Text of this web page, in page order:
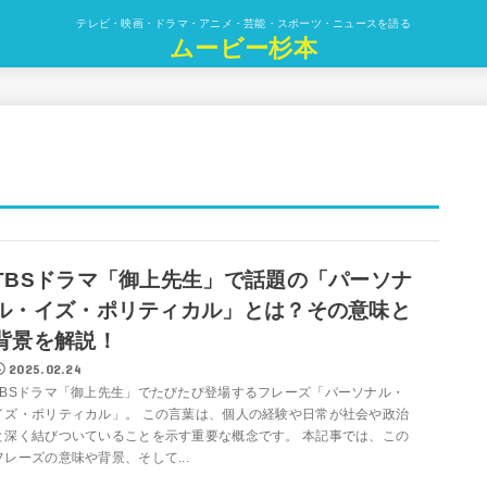
テレビ・映画・ドラマ・アニメ・芸能・スポーツ・ニュースを語る
ムービー杉本
ドラマ「御上先生」で話題の「パーソナ
・イズ・ポリティカル」とは？その意味と
景を解説！
2025.02.24
ドラマ「御上先生」でたびたび登場するフレーズ「パーソナル・
ズ・ポリティカル」。 この言葉は、個人の経験や日常が社会や政治
深く結びついていることを示す重要な概念です。 本記事では、この
レーズの意味や背景、そして...